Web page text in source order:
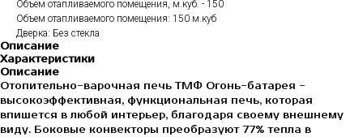
Объем отапливаемого помещения, м.куб. - 150
Объем отапливаемого помещения: 150 м.куб
Дверка: Без стекла
Описание
Характеристики
Описание
Отопительно-варочная печь ТМФ Огонь-батарея -
высокоэффективная, функциональная печь, которая
впишется в любой интерьер, благодаря своему внешнему
виду. Боковые конвекторы преобразуют 77% тепла в